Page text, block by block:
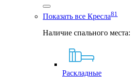
Показать все Кресла81
Наличие спального места:
Раскладные